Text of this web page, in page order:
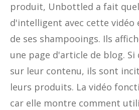
produit, Unbottled a fait
d'intelligent avec cette vidéo
de ses shampooings. Ils
une page d'article de blog.
sur leur contenu, ils sont
leurs produits. La vidéo
car elle montre comment